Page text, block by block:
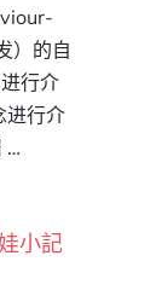
）的自
行介
进行介
…
小記